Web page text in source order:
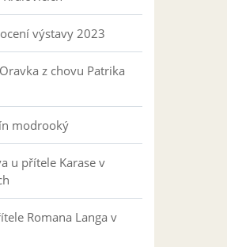
výstavy 2023
z chovu Patrika
modrooký
u přítele Karase v
Romana Langa v